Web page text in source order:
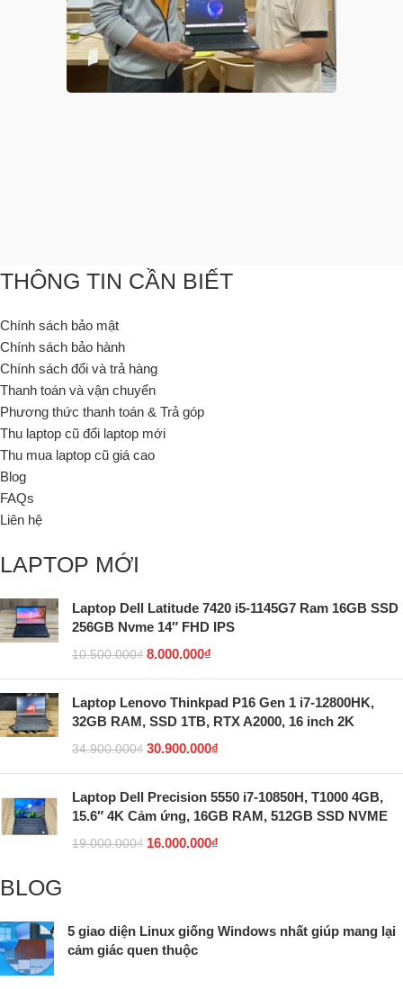
THÔNG TIN CẦN BIẾT
Chính sách bảo mật
Chính sách bảo hành
Chính sách đổi và trả hàng
Thanh toán và vận chuyển
Phương thức thanh toán & Trả góp
Thu laptop cũ đổi laptop mới
Thu mua laptop cũ giá cao
Blog
FAQs
Liên hệ
LAPTOP MỚI
Laptop Dell Latitude 7420 i5-1145G7 Ram 16GB SSD
256GB Nvme 14″ FHD IPS
10.500.000₫ 8.000.000₫
Laptop Lenovo Thinkpad P16 Gen 1 i7-12800HK,
32GB RAM, SSD 1TB, RTX A2000, 16 inch 2K
34.900.000₫ 30.900.000₫
Laptop Dell Precision 5550 i7-10850H, T1000 4GB,
15.6″ 4K Cảm ứng, 16GB RAM, 512GB SSD NVME
19.000.000₫ 16.000.000₫
BLOG
5 giao diện Linux giống Windows nhất giúp mang lại
cảm giác quen thuộc